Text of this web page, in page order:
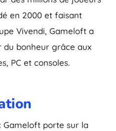
en 2000 et faisant
Vivendi, Gameloft a
bonheur grâce aux
PC et consoles.
Gameloft porte sur la